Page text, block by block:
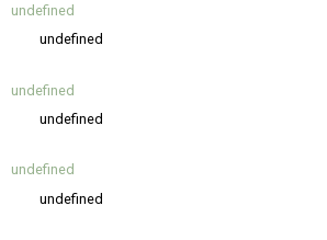
undefined
undefined
undefined
undefined
undefined
undefined